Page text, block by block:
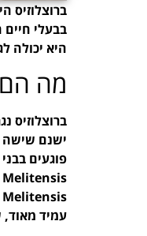
בבעלי
היא יכולה
מה הם
ישנם שישה
פוגעים
עמיד מאוד,